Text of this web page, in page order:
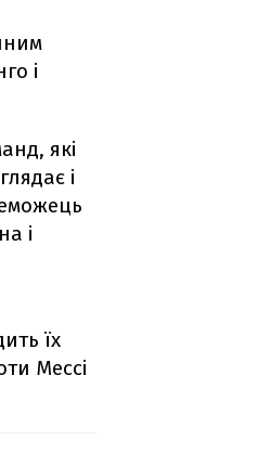
і
які
і
і
їх
Мессі